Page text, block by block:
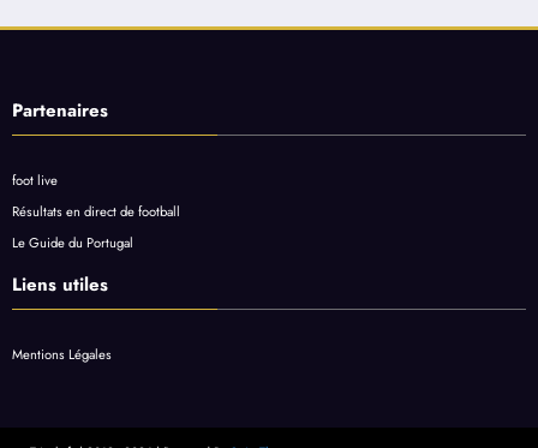
Partenaires
foot live
Résultats en direct de football
Le Guide du Portugal
Liens utiles
Mentions Légales